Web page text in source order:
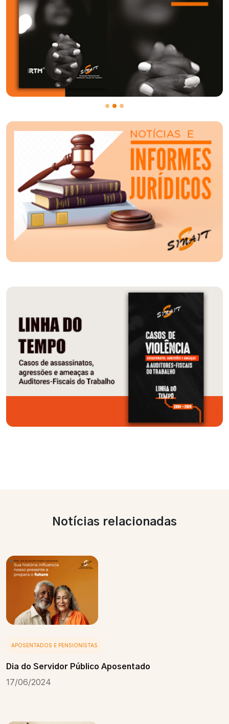
Notícias relacionadas
APOSENTADOS E PENSIONISTAS
Dia do Servidor Público Aposentado
17/06/2024